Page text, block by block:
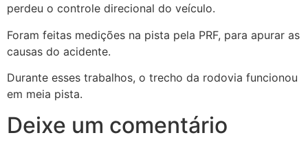
perdeu o controle direcional do veículo.
Foram feitas medições na pista pela PRF, para apurar as
causas do acidente.
Durante esses trabalhos, o trecho da rodovia funcionou
em meia pista.
Deixe um comentário